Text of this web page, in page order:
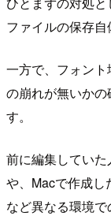
ファイルの保存自
一方で、フォン
の崩れが無いか
す。
前に編集してい
や、Macで作成し
など異なる環境